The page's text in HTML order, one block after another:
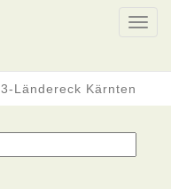
3-Ländereck Kärnten